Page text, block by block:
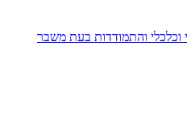
וכלכלי והתמודדות בעת משבר